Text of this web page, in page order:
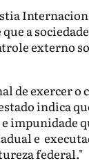
a
externo
de exercer o
indica
impunidade
e
federal."